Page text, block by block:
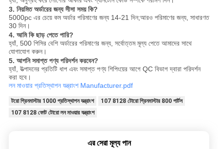
3. নিয়মিত অর্ডারের জন্য সীসা সময় কি?
5000pc এর চেয়ে কম অর্ডার পরিমাণের জন্য 14-21 দিন;আরও পরিমাণের জন্য, সাধারণত
30 দিন।
4. আমি কি ছাড় পেতে পারি?
হ্যাঁ, 500 পিসির বেশি অর্ডারের পরিমাণের জন্য, সর্বোত্তম মূল্য পেতে আমাদের সাথে
যোগাযোগ করুন।
5. আপনি সমাপ্ত পণ্য পরিদর্শন করবেন?
হ্যাঁ, উত্পাদনের প্রতিটি ধাপ এবং সমাপ্ত পণ্য শিপিংয়ের আগে QC বিভাগ দ্বারা পরিদর্শন
করা হবে।
লন মাওয়ার প্রতিস্থাপন যন্ত্রাংশ Manufacturer.pdf
টরো গ্রিনমাস্টার 1000 প্রতিস্থাপন যন্ত্রাংশ
107 8128 টোরো গ্রিনমাস্টার 800 পার্টস
107 8128 ফোট টোরো লন মাওয়ার যন্ত্রাংশ
এর সেরা মূল্য পান